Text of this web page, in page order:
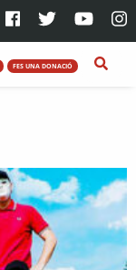
FES UNA DONACIÓ